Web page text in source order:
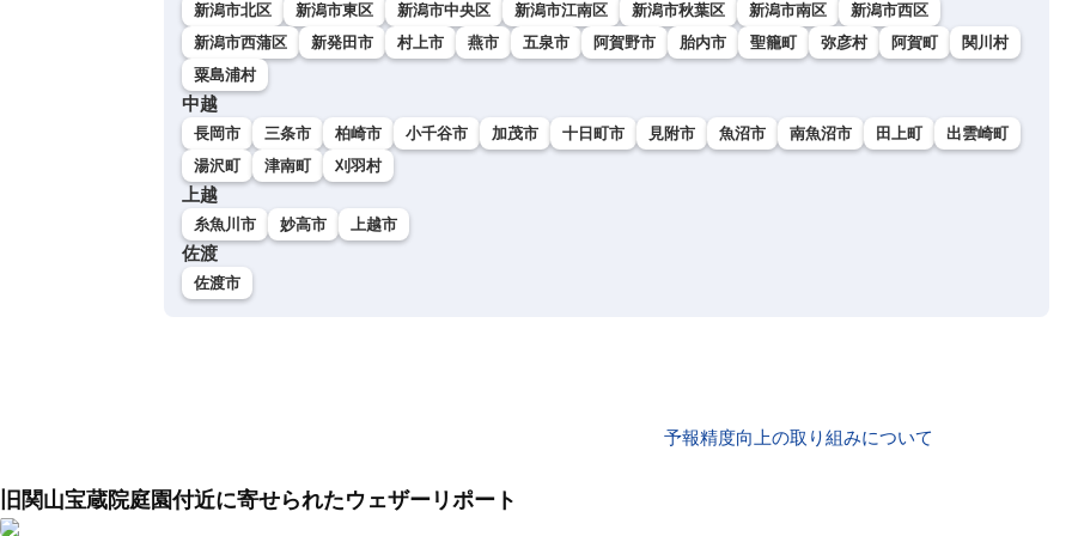
新潟市北区 新潟市東区 新潟市中央区 新潟市江南区 新潟市秋葉区 新潟市南区
新潟市西区
新潟市西蒲区
新発田市 村上市 燕市 五泉市 阿賀野市 胎内市 聖籠町 弥彦村 阿賀町
関川村
粟島浦村
中越
長岡市 三条市 柏崎市 小千谷市 加茂市 十日町市 見附市 魚沼市 南魚沼市 田上町
出雲崎町
湯沢町
津南町 刈羽村
上越
糸魚川市 妙高市 上越市
佐渡
佐渡市
予報精度向上の取り組みについて
旧関山宝蔵院庭園付近に寄せられたウェザーリポート